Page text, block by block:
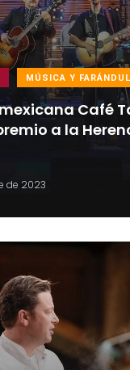
MÚSICA Y
Café
a la
de 2023